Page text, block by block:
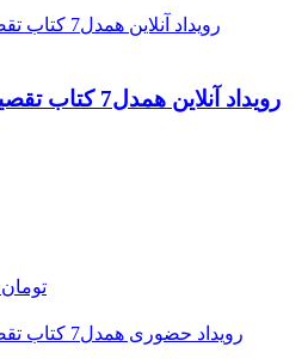
رویداد آنلاین همدل7 کتاب تقصیر تو نبود(التیام شرم)
400,000 تومان